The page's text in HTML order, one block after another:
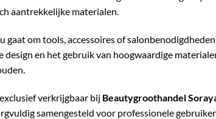
aantrekkelijke materialen.
gaat om tools, accessoires of
design en het gebruik van hoogwaardige
verkrijgbaar bij Beautygroothandel
samengesteld voor professionele